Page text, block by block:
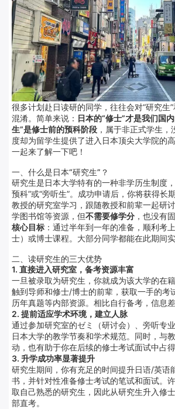
很多计划赴日读研的同学，往往会对“研究生”
混淆。简单来说： 日本的“修士”才是我们国
生”是修士前的预科阶段 ，属于非正式学生
度却为留学生提供了进入日本顶尖大学院的
一起来了解一下吧！
一、什么是日本“研究生”？
研究生是日本大学特有的一种非学历生制度
预科”或“旁听生”。成功申请后，你将获得长
教授的研究室学习，跟随教授和前辈一起研
学图书馆等资源，但不需要修学分 ，也没有
核心目标 ：通过半年到一年的准备，顺利考
士）或博士课程。大部分同学都能在此期间实
二、读研究生的三大优势
1. 直接进入研究室，备考资源丰富
一旦被录取为研究生，你就成为该大学的在
触到导师和修士/博士的前辈，获取一手的考
历年真题等内部资源。相比自行备考，信息差
2. 提前适应学术环境，建立人脉
通过参加研究室的ゼミ（研讨会）、旁听专
日本大学的教学节奏和学术规范。同时，与
动，也有助于你在后续的修士考试面试中占得
3. 升学成功率显著提升
研究生期间，你有充足的时间提升日语/英语
书，并针对性准备修士考试的笔试和面试。
取自己熟悉的研究生，因此从研究生升入修
部直考。